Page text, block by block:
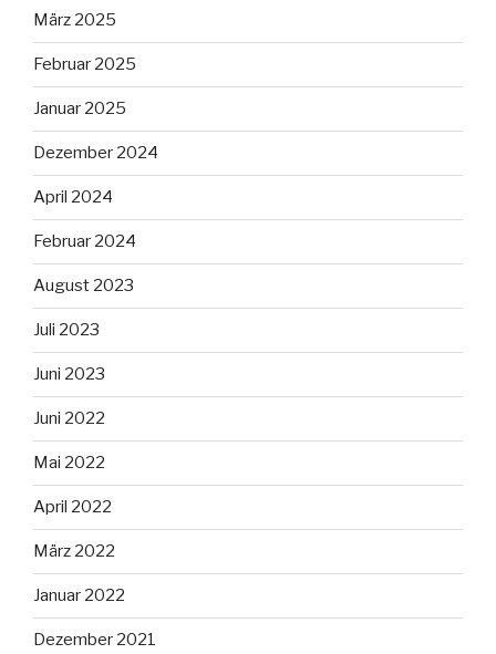
März 2025
Februar 2025
Januar 2025
Dezember 2024
April 2024
Februar 2024
August 2023
Juli 2023
Juni 2023
Juni 2022
Mai 2022
April 2022
März 2022
Januar 2022
Dezember 2021